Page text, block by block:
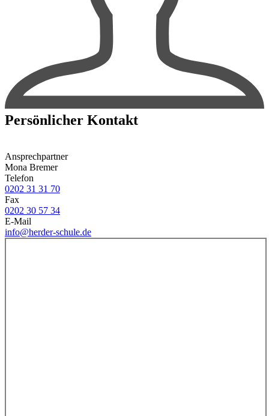
Persönlicher Kontakt
Ansprechpartner
Mona Bremer
Telefon
0202 31 31 70
Fax
0202 30 57 34
E-Mail
info@herder-schule.de